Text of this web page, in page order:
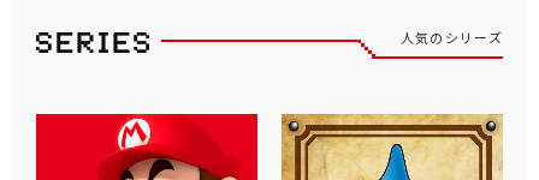
人気のシリーズ